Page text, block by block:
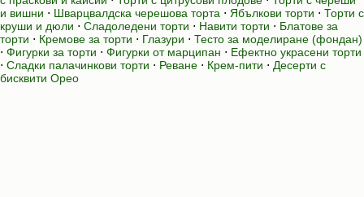
и вишни ⋅ Шварцвалдска черешова торта ⋅ Ябълкови торти ⋅ Торти с
круши и дюли ⋅ Сладоледени торти ⋅ Навити торти ⋅ Блатове за
торти ⋅ Кремове за торти ⋅ Глазури ⋅ Тесто за моделиране (фондан)
⋅ Фигурки за торти ⋅ Фигурки от марципан ⋅ Ефектно украсени торти
⋅ Сладки палачинкови торти ⋅ Реване ⋅ Крем-пити ⋅ Десерти с
бисквити Орео